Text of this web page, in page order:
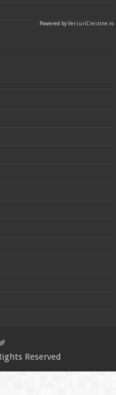
Powered byVersuriCrestine.ro
Reserved